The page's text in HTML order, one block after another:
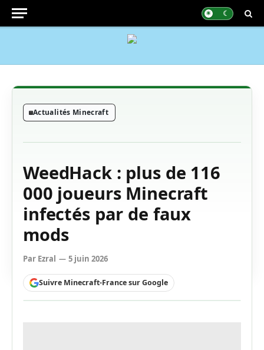
Actualités Minecraft
WeedHack : plus de 116
000 joueurs Minecraft
infectés par de faux
mods
Par Ezral 5 juin 2026
Suivre Minecraft-France sur Google